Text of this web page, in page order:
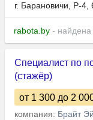
г. Барановичи, Р-
rabota.by - найдена
Специалист по
(стажёр)
от 1 300 до 2
компания: Брайт